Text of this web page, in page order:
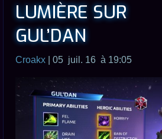
LUMIÈRE SUR
GUL’DAN
Croakx | 05 juil. 16 à 19:05